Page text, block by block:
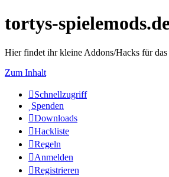
tortys-
Hier findet ihr kleine Addons/Hacks für das
Zum Inhalt
Schnellzugriff
Spenden
Downloads
Hackliste
Regeln
Anmelden
Registrieren